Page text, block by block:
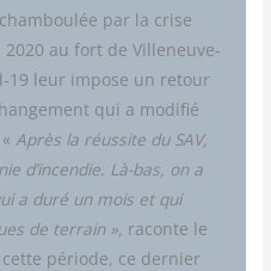
par la crise
au fort de Vil­le­neuve-
19 leur impose un retour
qui a modi­fié
Après la réus­site du SAV,
d’incendie. Là-bas, on a
a duré un mois et qui
de ter­rain », raconte le
période, ce der­nier